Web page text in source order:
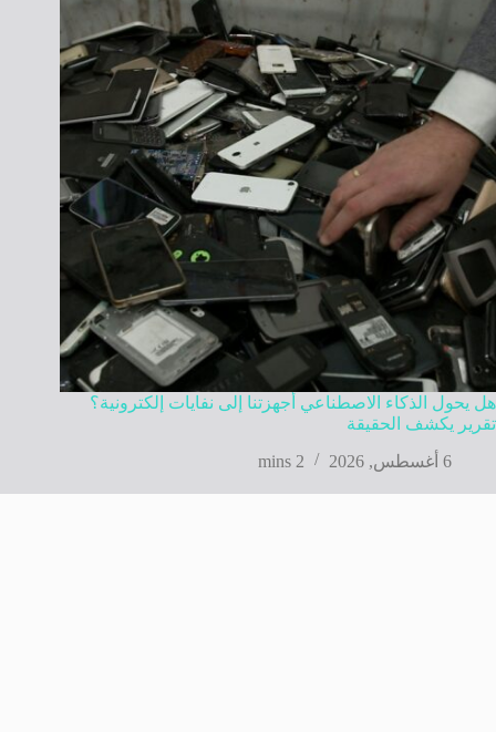
هل يحول الذكاء الاصطناعي أجهزتنا إلى نفايات إلكترونية؟
تقرير يكشف الحقيقة
6 أغسطس, 2026
2 mins